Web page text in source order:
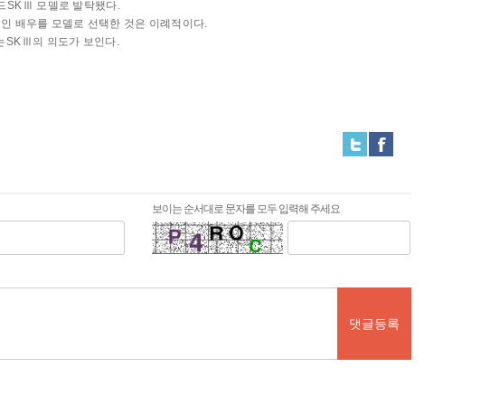
SKⅢ 모델로 발탁됐다.
배우를 모델로 선택한 것은 이례적이다.
SKⅢ의 의도가 보인다.
보이는 순서대로 문자를 모두 입력해 주세요
댓글등록